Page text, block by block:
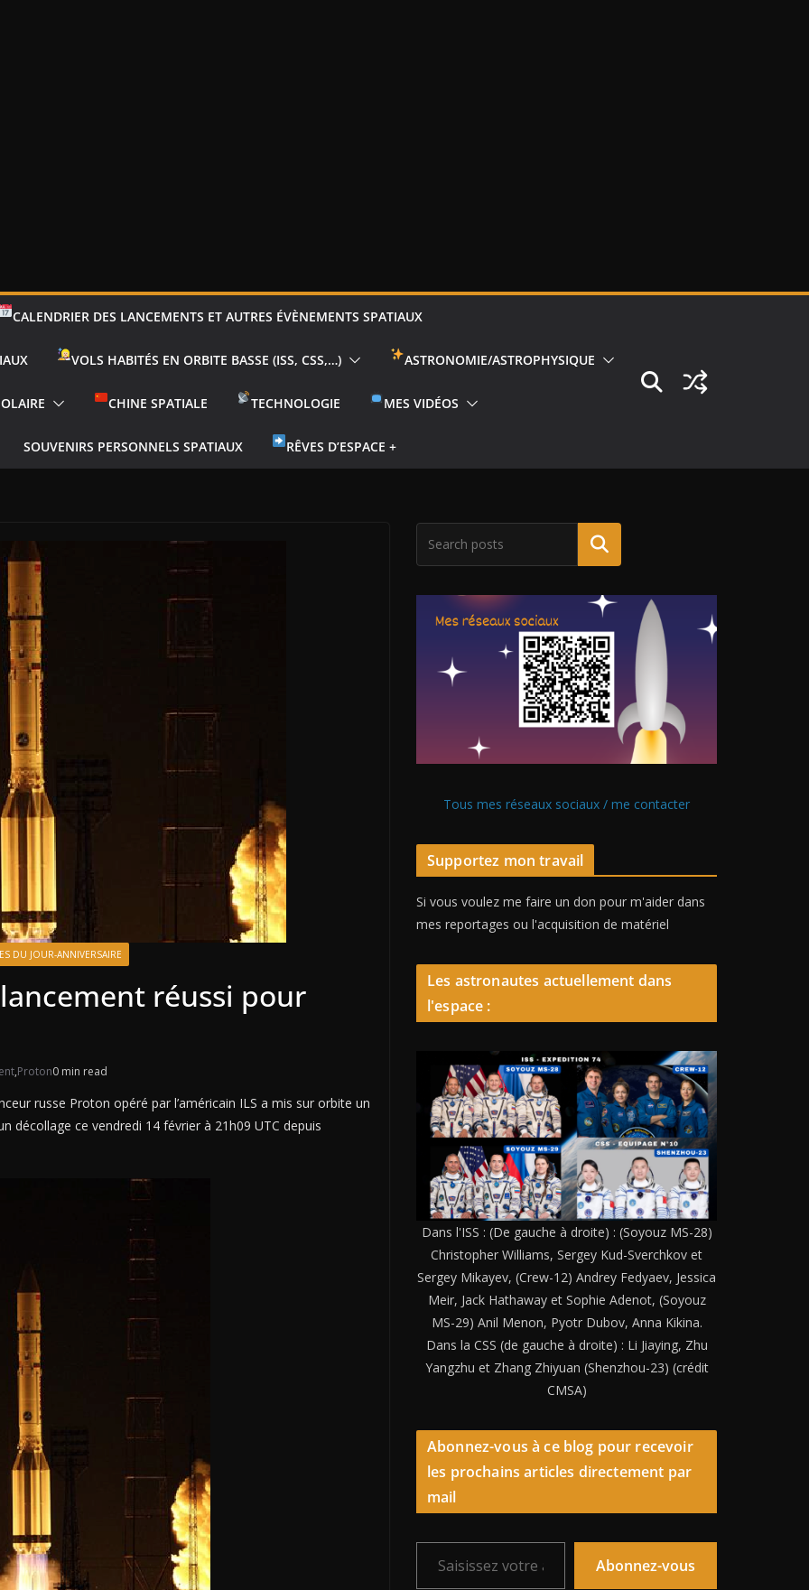
CALENDRIER DES LANCEMENTS ET AUTRES ÉVÈNEMENTS SPATIAUX
VOLS HABITÉS EN ORBITE BASSE (ISS, CSS,…) ASTRONOMIE/ASTROPHYSIQUE
CHINE SPATIALE TECHNOLOGIE MES VIDÉOS
SOUVENIRS PERSONNELS SPATIAUX RÊVES D’ESPACE +
DU JOUR-ANNIVERSAIRE
réussi pour
,Proton0 min read
russe Proton opéré par l’américain ILS a mis sur orbite un
décollage ce vendredi 14 février à 21h09 UTC depuis
Tous mes réseaux sociaux / me contacter
Supportez mon travail
Si vous voulez me faire un don pour m'aider dans
mes reportages ou l'acquisition de matériel
Les astronautes actuellement dans
l'espace :
Dans l'ISS : (De gauche à droite) : (Soyouz MS-28)
Christopher Williams, Sergey Kud-Sverchkov et
Sergey Mikayev, (Crew-12) Andrey Fedyaev, Jessica
Meir, Jack Hathaway et Sophie Adenot, (Soyouz
MS-29) Anil Menon, Pyotr Dubov, Anna Kikina.
Dans la CSS (de gauche à droite) : Li Jiaying, Zhu
Yangzhu et Zhang Zhiyuan (Shenzhou-23) (crédit
CMSA)
Abonnez-vous à ce blog pour recevoir
les prochains articles directement par
mail
Saisissez votre adresse e-mail…
Abonnez-vous